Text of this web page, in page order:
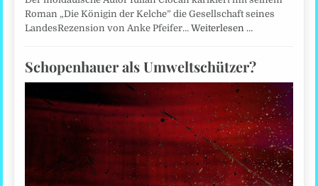
Roman „Die Königin der Kelche” die Gesellschaft seines
LandesRezension von Anke Pfeifer…Weiterlesen …
Schopenhauer als Umweltschützer?